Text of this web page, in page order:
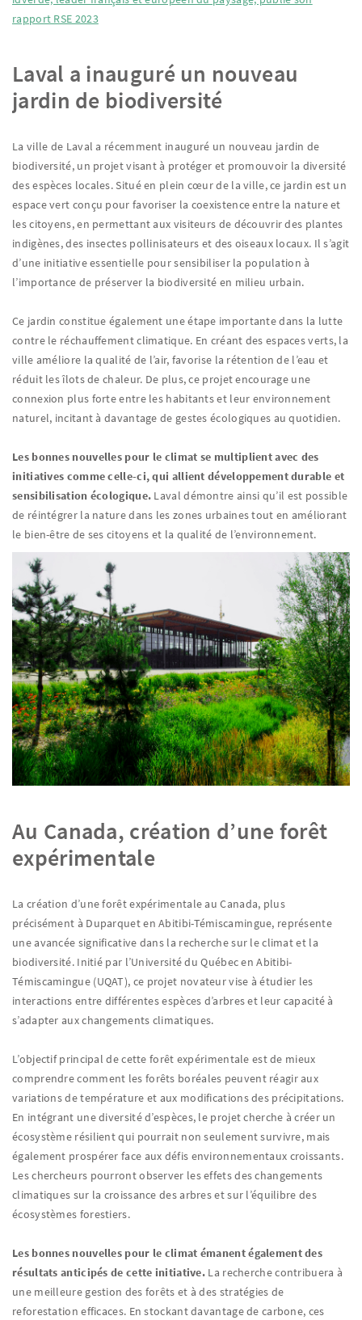
rapport RSE 2023
Laval a inauguré un nouveau
jardin de biodiversité
La ville de Laval a récemment inauguré un nouveau jardin de
biodiversité, un projet visant à protéger et promouvoir la diversité
des espèces locales. Situé en plein cœur de la ville, ce jardin est un
espace vert conçu pour favoriser la coexistence entre la nature et
les citoyens, en permettant aux visiteurs de découvrir des plantes
indigènes, des insectes pollinisateurs et des oiseaux locaux. Il s’agit
d’une initiative essentielle pour sensibiliser la population à
l’importance de préserver la biodiversité en milieu urbain.
Ce jardin constitue également une étape importante dans la lutte
contre le réchauffement climatique. En créant des espaces verts, la
ville améliore la qualité de l’air, favorise la rétention de l’eau et
réduit les îlots de chaleur. De plus, ce projet encourage une
connexion plus forte entre les habitants et leur environnement
naturel, incitant à davantage de gestes écologiques au quotidien.
Les bonnes nouvelles pour le climat se multiplient avec des
initiatives comme celle-ci, qui allient développement durable et
sensibilisation écologique. Laval démontre ainsi qu’il est possible
de réintégrer la nature dans les zones urbaines tout en améliorant
le bien-être de ses citoyens et la qualité de l’environnement.
Au Canada, création d’une forêt
expérimentale
La création d’une forêt expérimentale au Canada, plus
précisément à Duparquet en Abitibi-Témiscamingue, représente
une avancée significative dans la recherche sur le climat et la
biodiversité. Initié par l’Université du Québec en Abitibi-
Témiscamingue (UQAT), ce projet novateur vise à étudier les
interactions entre différentes espèces d’arbres et leur capacité à
s’adapter aux changements climatiques.
L’objectif principal de cette forêt expérimentale est de mieux
comprendre comment les forêts boréales peuvent réagir aux
variations de température et aux modifications des précipitations.
En intégrant une diversité d’espèces, le projet cherche à créer un
écosystème résilient qui pourrait non seulement survivre, mais
également prospérer face aux défis environnementaux croissants.
Les chercheurs pourront observer les effets des changements
climatiques sur la croissance des arbres et sur l’équilibre des
écosystèmes forestiers.
Les bonnes nouvelles pour le climat émanent également des
résultats anticipés de cette initiative. La recherche contribuera à
une meilleure gestion des forêts et à des stratégies de
reforestation efficaces. En stockant davantage de carbone, ces